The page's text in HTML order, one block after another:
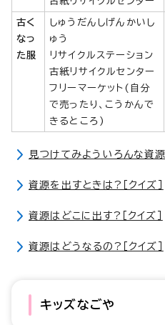
古く
なっ
た服
しゅうだんしげんかいし
ゅう
リサイクルステーション
古紙リサイクルセンター
フリーマーケット(自分
で売ったり、こうかんで
きるところ)
見つけてみよういろんな資源
資源を出すときは?［クイズ］
資源はどこに出す?［クイズ］
資源はどうなるの?［クイズ］
キッズなごや